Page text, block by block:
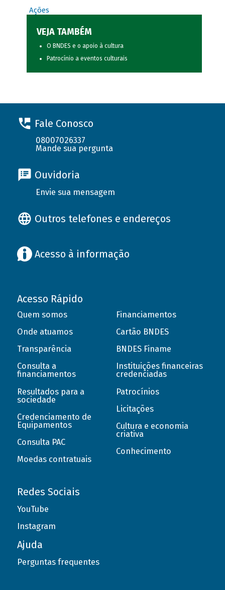
Ações
VEJA TAMBÉM
O BNDES e o apoio à cultura
Patrocínio a eventos culturais
Fale Conosco
08007026337
Mande sua pergunta
Ouvidoria
Envie sua mensagem
Outros telefones e endereços
Acesso à informação
Acesso Rápido
Quem somos
Onde atuamos
Transparência
Consulta a
financiamentos
Resultados para a
sociedade
Credenciamento de
Equipamentos
Consulta PAC
Moedas contratuais
Financiamentos
Cartão BNDES
BNDES Finame
Instituições financeiras
credenciadas
Patrocínios
Licitações
Cultura e economia
criativa
Conhecimento
Redes Sociais
YouTube
Instagram
Ajuda
Perguntas frequentes